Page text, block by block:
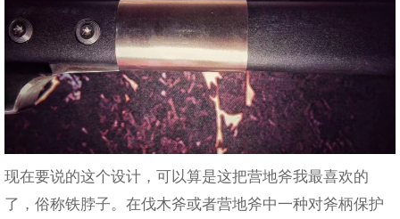
现在要说的这个设计，可以算是这把营地斧我最喜欢的
了，俗称铁脖子。在伐木斧或者营地斧中一种对斧柄保护